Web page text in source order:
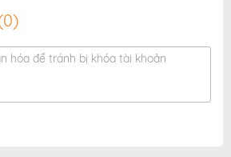
02/06/2026
0)
hóa để tránh bị khóa tài khoản